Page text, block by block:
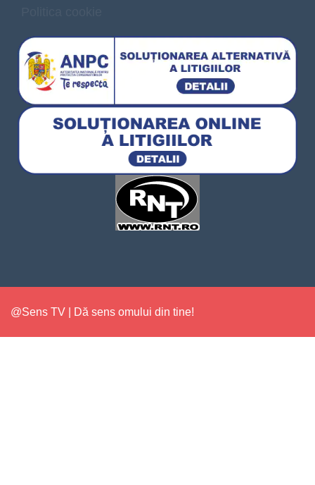
@Sens TV | Dă sens omului din tine!